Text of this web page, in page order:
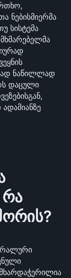
ნებისმიერმა
სისტემა
ნაწილლად
დაცული